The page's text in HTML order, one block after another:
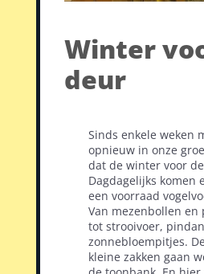
Winter
deur
Sinds enkele weken
opnieuw in onze
dat de winter voor
Dagdagelijks komen
een voorraad
Van mezenbollen en
tot strooivoer,
zonnebloempitjes.
kleine zakken gaan